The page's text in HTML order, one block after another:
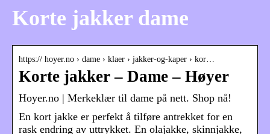
Korte jakker dame
https:// hoyer.no › dame › klaer › jakker-og-kaper › kor…
Korte jakker – Dame – Høyer
Hoyer.no | Merkeklær til dame på nett. Shop nå!
En kort jakke er perfekt å tilføre antrekket for en
rask endring av uttrykket. En olajakke, skinnjakke,